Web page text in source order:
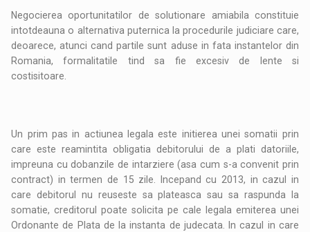
Negocierea oportunitatilor de solutionare amiabila constituie
intotdeauna o alternativa puternica la procedurile judiciare care,
deoarece, atunci cand partile sunt aduse in fata instantelor din
Romania, formalitatile tind sa fie excesiv de lente si
costisitoare.
Un prim pas in actiunea legala este initierea unei somatii prin
care este reamintita obligatia debitorului de a plati datoriile,
impreuna cu dobanzile de intarziere (asa cum s-a convenit prin
contract) in termen de 15 zile. Incepand cu 2013, in cazul in
care debitorul nu reuseste sa plateasca sau sa raspunda la
somatie, creditorul poate solicita pe cale legala emiterea unei
Ordonante de Plata de la instanta de judecata. In cazul in care